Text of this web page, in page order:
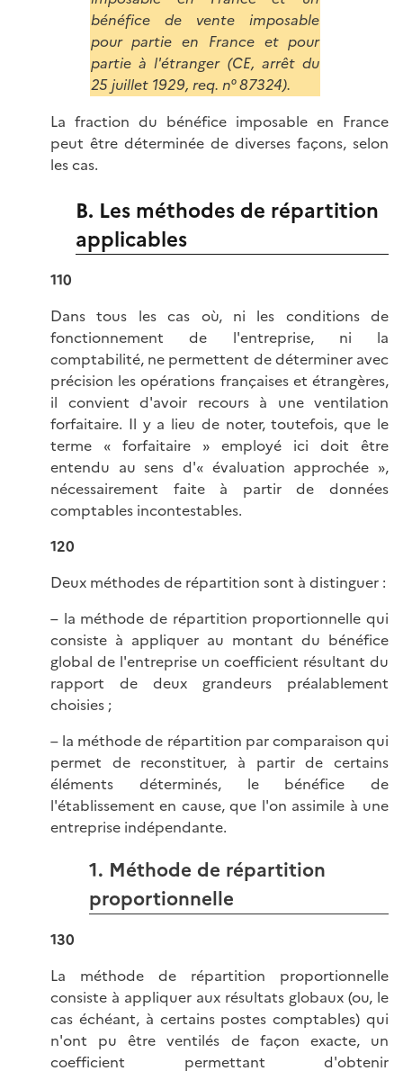
bénéfice de vente imposable
pour partie en France et pour
partie à l'étranger (CE, arrêt du
25 juillet 1929, req. n° 87324).
La fraction du bénéfice imposable en France
peut être déterminée de diverses façons, selon
les cas.
B. Les méthodes de répartition
applicables
110
Dans tous les cas où, ni les conditions de
fonctionnement de l'entreprise, ni la
comptabilité, ne permettent de déterminer avec
précision les opérations françaises et étrangères,
il convient d'avoir recours à une ventilation
forfaitaire. Il y a lieu de noter, toutefois, que le
terme « forfaitaire » employé ici doit être
entendu au sens d'« évaluation approchée »,
nécessairement faite à partir de données
comptables incontestables.
120
Deux méthodes de répartition sont à distinguer :
– la méthode de répartition proportionnelle qui
consiste à appliquer au montant du bénéfice
global de l'entreprise un coefficient résultant du
rapport de deux grandeurs préalablement
choisies ;
– la méthode de répartition par comparaison qui
permet de reconstituer, à partir de certains
éléments déterminés, le bénéfice de
l'établissement en cause, que l'on assimile à une
entreprise indépendante.
1. Méthode de répartition
proportionnelle
130
La méthode de répartition proportionnelle
consiste à appliquer aux résultats globaux (ou, le
cas échéant, à certains postes comptables) qui
n'ont pu être ventilés de façon exacte, un
coefficient permettant d'obtenir